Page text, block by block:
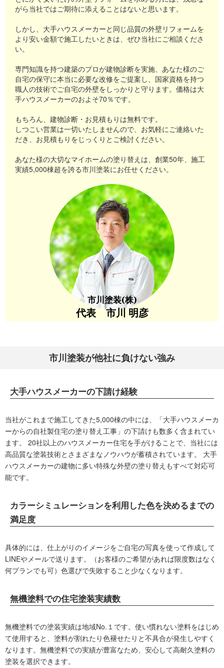
ます。
です。
依頼前には慎重になり施工内容に見合った価格なのかどうかを
う。
工事着工前の申請が必要
また、「先進的窓リノベ2026事業」などの国の補助制度も利用
できる場合があります。
請前に裾野市や各補助制度の最新情報をご確認ください。
裾野市住まい補助金情報
https://www.city.susono.shizuoka.jp/mokuteki/hojokin/sumai/
弊社でもおすすめする最上級グレードの無機塗料は、セラミッ
す。
無機塗料は施工料金も高く、130～160万円以上かかることがあ
りますが、ご予算に合うようなら一度検討していただいてもい
シリコン系の塗料でも十分な耐久性はありますが、プラスアル
ファの機能を持つフッ素や無機塗料などの高機能性塗料がおす
すめです。
木造住宅には木や土などの自然にある色に似たブラウン系を使
少し印象を変えたい場合は、濃いブラウンや赤みのあるブラウ
ンにすると、高級感や若々しさなどの印象も出せます。
グレー系は、他の色を引き立てる色で広い面積に塗装しても失
敗しにくい色です。
汚れも目立たないので、ツートンカラーではグレー系をサブで
使うことがあります。
また、四季折々の自然が楽しめる裾野市では、周囲の環境と調
【詐欺を防ぐ対策】
即決しない：冷静に判断し、家族や知人に相談する
別業者にも確認：複数の見積りを比較して相場を把握（特に裾
野市内での実績を確認）
する
強引な業者を断る：毅然とした態度で対応
【信頼できる業者を選ぶポイント】
詐欺被害を防ぐには、冷静な判断と慎重な業者選びが重要で
す。裾野市での突然の訪問には注意し、信頼できる業者に依頼
しましょう！
がら当社ではご期待に添えることはないと思います。
しかし、大手ハウスメーカーと同じ品質の外壁リフォームを
より安い金額で施工したいときは、ぜひ当社にご相談くださ
い。
専門知識を持つ建築のプロが建物診断を実施、あなた様のご
自宅の保守に本当に必要な改修をご提案し、国家資格を持つ
職人の技術でご自宅の外壁をしっかりと守ります。価格は大
手ハウスメーカーのおよそ70％です。
もちろん、建物診断・お見積もりは無料です。
しつこい営業は一切いたしませんので、お気軽にご連絡いた
だき、お見積もりをじっくりとご検討ください。
あなた様の大切なマイホームの塗り替えは、創業50年、施工
実績5,000棟超を誇る市川塗装にお任せください。
市川塗装(株)
代表 市川 明彦
市川塗装が他社に負けない強み
大手ハウスメーカーの下請け経験
当社がこれまで施工してきた5,000棟の中には、「大手ハウスメーカ
ーからの自社製住宅の塗り替え工事」の下請けも数多く含まれてい
ます。 20社以上のハウスメーカー住宅を手がけることで、当社には
高品質な塗装技術とさまざまなノウハウが蓄積されています。 大手
ハウスメーカーの建物に多い特殊な外壁の塗り替えもすべて対応可
能です。
カラーシミュレーションを利用した色を決めるまでの
満足度
具体的には、仕上がりのイメージをご自宅の写真を使って作成して
LINEやメールで送ります。（お客様のご希望があれば限度数はなく
何プランでも可）色選びで失敗すること少なくなります。
無機塗料での住宅塗装実績数
無機塗料での塗装実績は地域No.１です。使い慣れない塗料をはじめ
て使用すると、塗料が割れたり色褪せたりと不具合が発生しやすく
なります。無機塗料での実績が豊富なため、安心して高耐久塗料の
塗装を選択できます。